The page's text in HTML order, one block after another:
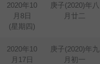
2020年10
月8日
(星期四)
庚子(2020)年八
月廿二
2020年10
月17日
庚子(2020)年九
月初一